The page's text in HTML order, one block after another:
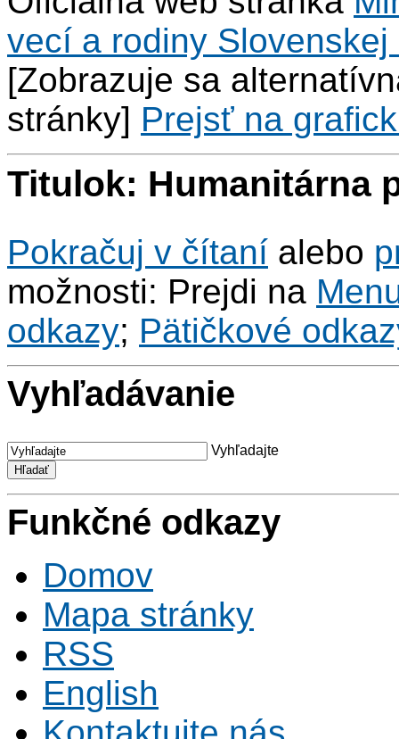
vecí a rodiny Slovenskej
[Zobrazuje sa
stránky] Prejsť na
Titulok: Humanitárna
Pokračuj v čítaní alebo
možnosti: Prejdi na
odkazy; Pätičkové
Vyhľadávanie
Vyhľadajte
Funkčné odkazy
Domov
Mapa stránky
RSS
English